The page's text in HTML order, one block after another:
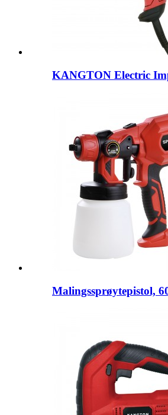
KANGTON Electric
Malingssprøytepistol,